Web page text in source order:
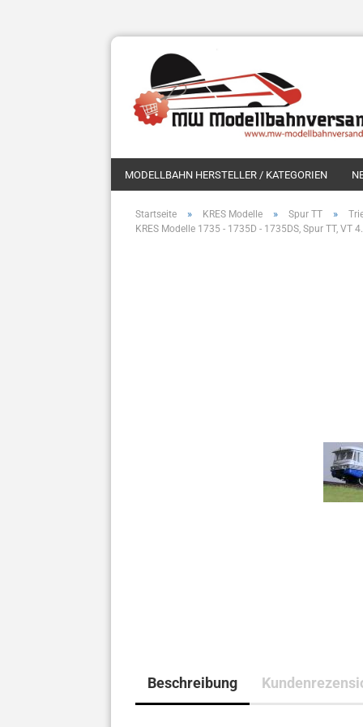
MODELLBAHN HERSTELLER / KATEGORIEN
Startseite » KRES Modelle » Spur TT »
KRES Modelle 1735 - 1735D - 1735DS, Spur TT, VT
Beschreibung